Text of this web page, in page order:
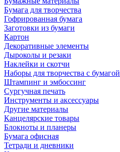
Бумага для творчества
Гофрированная бумага
Заготовки из бумаги
Картон
Декоративные элементы
Дыроколы и резаки
Наклейки и скотчи
Наборы для творчества с бумагой
Штампинг и эмбоссинг
Сургучная печать
Инструменты и аксессуары
Другие материалы
Канцелярские товары
Блокноты и планеры
Бумага офисная
Тетради и дневники